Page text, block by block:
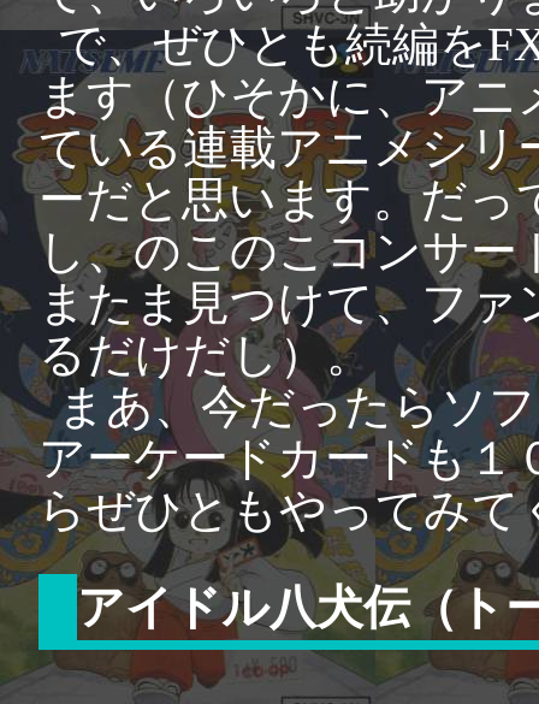
で、ぜひとも続編を
ます（ひそかに、ア
ている連載アニメシリ
ーだと思います。だっ
し、のこのこコンサー
またま見つけて、フ
るだけだし）。
まあ、今だったらソ
アーケードカードも１
らぜひともやってみて
アイドル八犬伝（ト